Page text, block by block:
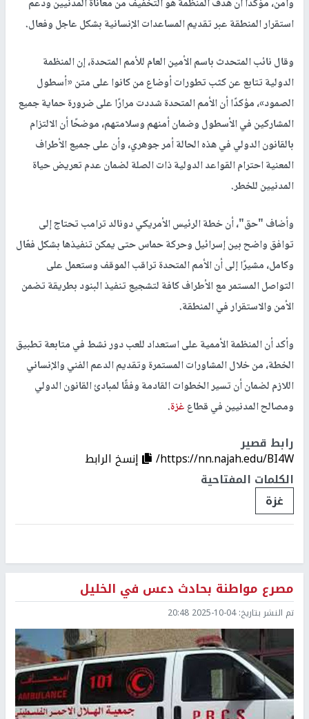
وآمن، مؤكدًا أن هدف المنظمة هو التخفيف من معاناة المدنيين ودعم
استقرار المنطقة عبر تقديم المساعدات الإنسانية بشكل عاجل وفعال.
وقال نائب المتحدث باسم الأمين العام للأمم المتحدة، إن المنظمة
الدولية تتابع عن كثب تطورات أوضاع من كانوا على متن «أسطول
الصمود»، مؤكدًا أن الأمم المتحدة شددت مرارًا على ضرورة حماية جميع
المشاركين في الأسطول وضمان أمنهم وسلامتهم، موضحًا أن الالتزام
بالقانون الدولي في هذه الحالة أمر جوهري، وأن على جميع الأطراف
المعنية احترام القواعد الدولية ذات الصلة لضمان عدم تعريض حياة
المدنيين للخطر.
وأضاف "حق"، أن خطة الرئيس الأمريكي دونالد ترامب تحتاج إلى
توافق واضح بين إسرائيل وحركة حماس حتى يمكن تنفيذها بشكل فعّال
وكامل، مشيرًا إلى أن الأمم المتحدة تراقب الموقف وستعمل على
التواصل المستمر مع الأطراف كافة لتشجيع تنفيذ البنود بطريقة تضمن
الأمن والاستقرار في المنطقة.
وأكد أن المنظمة الأممية على استعداد للعب دور نشط في متابعة تطبيق
الخطة، من خلال المشاورات المستمرة وتقديم الدعم الفني والإنساني
اللازم لضمان أن تسير الخطوات القادمة وفقًا لمبادئ القانون الدولي
ومصالح المدنيين في قطاعغزة.
رابط قصير
https://nn.najah.edu/BI4W/
إنسخ الرابط
الكلمات المفتاحية
غزة
مصرع مواطنة بحادث دعس في الخليل
تم النشر بتاريخ:2025-10-04 20:48